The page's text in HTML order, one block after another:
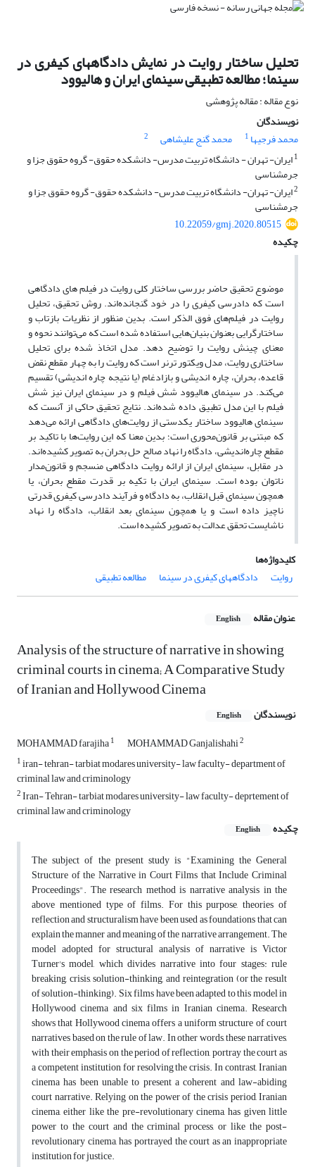
تحلیل ساختار روایت در نمایش دادگاههای کیفری در
سینما؛ مطالعه تطبیقی سینمای ایران و هالیوود
نوع مقاله : مقاله پژوهشی
نویسندگان
محمد فرجیها 1 محمد گنج علیشاهی
2
1ایران- تهران - دانشگاه تربیت مدرس- دانشکده حقوق- گروه حقوق جزا و
جرمشناسی
2ایران- تهران- دانشگاه تربیت مدرس- دانشکده حقوق- گروه حقوق جزا و
جرمشناسی
10.22059/gmj.2020.80515
چکیده
موضوع تحقیق حاضر بررسی ساختار کلی روایت در فیلم های دادگاهی
است که دادرسی کیفری را در خود گنجانده‌اند. روش تحقیق، تحلیل
روایت در فیلم‌های فوق الذکر است. بدین منظور از نظریات بازتاب و
ساختارگرایی بعنوان بنیان‌هایی استفاده شده است که می‌توانند نحوه و
معنای چینش روایت را توضیح دهد. مدل اتخاذ شده برای تحلیل
ساختاری روایت، مدل ویکتور ترنر است که روایت را به چهار مقطع نقض
قاعده، بحران، چاره اندیشی و بازادغام (یا نتیجه چاره اندیشی) تقسیم
می‌کند. در سینمای هالیوود شش فیلم و در سینمای ایران نیز شش
فیلم با این مدل تطبیق داده شده‌اند. نتایج تحقیق حاکی از آنست که
سینمای هالیوود ساختار یکدستی از روایت‌های دادگاهی ارائه می‌دهد
که مبتنی بر قانون‌محوری است؛ بدین معنا که این روایت‌ها با تاکید بر
مقطع چاره‌اندیشی، دادگاه را نهاد صالح حل بحران به تصویر کشیده‌اند.
در مقابل، سینمای ایران از ارائه روایت دادگاهی منسجم و قانون‌مدار
ناتوان بوده است. سینمای ایران با تکیه بر قدرت مقطع بحران، یا
همچون سینمای قبل انقلاب، به دادگاه و فرآیند دادرسی کیفری قدرتی
ناچیز داده است و یا همچون سینمای بعد انقلاب، دادگاه را نهاد
ناشایست تحقق عدالت به تصویر کشیده است.
کلیدواژه‌ها
روایت
دادگاههای کیفری در سینما مطالعه تطبیقی
عنوان مقاله English
Analysis of the structure of narrative in showing
criminal courts in cinema; A Comparative Study
of Iranian and Hollywood Cinema
نویسندگان English
MOHAMMAD farajiha1 MOHAMMAD Ganjalishahi2
1iran- tehran- tarbiat modares university- law faculty- department of
criminal law and criminology
2Iran- Tehran- tarbiat modares university- law faculty- deprtement of
criminal law and criminology
چکیده
English
The subject of the present study is "Examining the General
Structure of the Narrative in Court Films that Include Criminal
Proceedings". The research method is narrative analysis in the
above mentioned type of films. For this purpose, theories of
reflection and structuralism have been used as foundations that can
explain the manner and meaning of the narrative arrangement. The
model adopted for structural analysis of narrative is Victor
Turner's model, which divides narrative into four stages: rule
breaking, crisis, solution-thinking, and reintegration (or the result
of solution-thinking). Six films have been adapted to this model in
Hollywood cinema and six films in Iranian cinema. Research
shows that Hollywood cinema offers a uniform structure of court
narratives based on the rule of law. In other words, these narratives,
with their emphasis on the period of reflection, portray the court as
a competent institution for resolving the crisis. In contrast, Iranian
cinema has been unable to present a coherent and law-abiding
court narrative. Relying on the power of the crisis period, Iranian
cinema, either like the pre-revolutionary cinema, has given little
power to the court and the criminal process, or like the post-
revolutionary cinema, has portrayed the court as an inappropriate
institution for justice.